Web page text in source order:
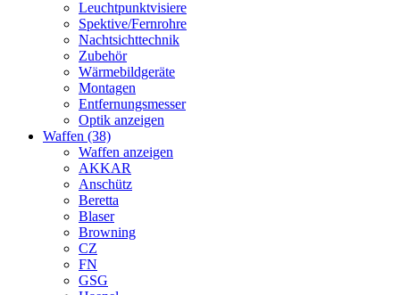
Leuchtpunktvisiere
Spektive/Fernrohre
Nachtsichttechnik
Zubehör
Wärmebildgeräte
Montagen
Entfernungsmesser
Optik anzeigen
Waffen (38)
Waffen anzeigen
AKKAR
Anschütz
Beretta
Blaser
Browning
CZ
FN
GSG